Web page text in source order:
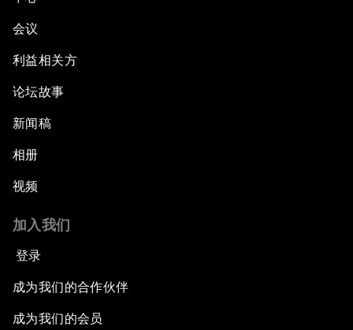
会议
利益相关方
论坛故事
新闻稿
相册
视频
加入我们
登录
成为我们的合作伙伴
成为我们的会员